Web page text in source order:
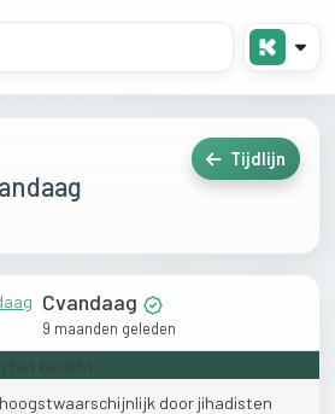
Tijdlijn
Cvandaag
9 maanden geleden
hoogstwaarschijnlijk door jihadisten